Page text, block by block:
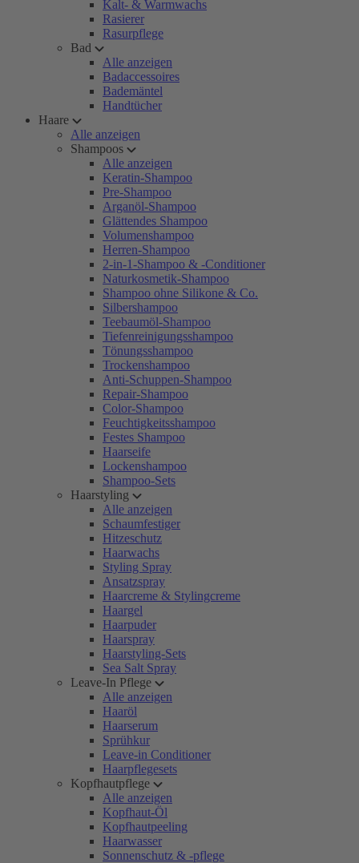
Kalt- & Warmwachs
Rasierer
Rasurpflege
Bad
Alle anzeigen
Badaccessoires
Bademäntel
Handtücher
Haare
Alle anzeigen
Shampoos
Alle anzeigen
Keratin-Shampoo
Pre-Shampoo
Arganöl-Shampoo
Glättendes Shampoo
Volumenshampoo
Herren-Shampoo
2-in-1-Shampoo & -Conditioner
Naturkosmetik-Shampoo
Shampoo ohne Silikone & Co.
Silbershampoo
Teebaumöl-Shampoo
Tiefenreinigungsshampoo
Tönungsshampoo
Trockenshampoo
Anti-Schuppen-Shampoo
Repair-Shampoo
Color-Shampoo
Feuchtigkeitsshampoo
Festes Shampoo
Haarseife
Lockenshampoo
Shampoo-Sets
Haarstyling
Alle anzeigen
Schaumfestiger
Hitzeschutz
Haarwachs
Styling Spray
Ansatzspray
Haarcreme & Stylingcreme
Haargel
Haarpuder
Haarspray
Haarstyling-Sets
Sea Salt Spray
Leave-In Pflege
Alle anzeigen
Haaröl
Haarserum
Sprühkur
Leave-in Conditioner
Haarpflegesets
Kopfhautpflege
Alle anzeigen
Kopfhaut-Öl
Kopfhautpeeling
Haarwasser
Sonnenschutz & -pflege